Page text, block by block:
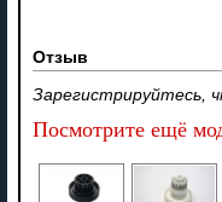
Отзыв
Зарегистрируйтесь,
Посмотрите ещё